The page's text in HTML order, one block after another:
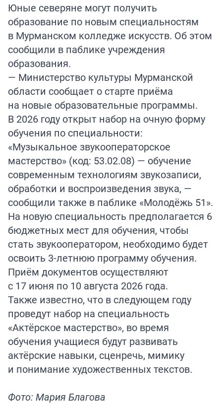
Юные северяне могут получить
образование по новым специальностям
в Мурманском колледже искусств. Об этом
сообщили в паблике учреждения
образования.
— Министерство культуры Мурманской
области сообщает о старте приёма
на новые образовательные программы.
В 2026 году открыт набор на очную форму
обучения по специальности:
«Музыкальное звукооператорское
мастерство» (код: 53.02.08) — обучение
современным технологиям звукозаписи,
обработки и воспроизведения звука, —
сообщили также в паблике «Молодёжь 51».
На новую специальность предполагается 6
бюджетных мест для обучения, чтобы
стать звукооператором, необходимо будет
освоить 3-летнюю программу обучения.
Приём документов осуществляют
с 17 июня по 10 августа 2026 года.
Также известно, что в следующем году
проведут набор на специальность
«Актёрское мастерство», во время
обучения учащиеся будут развивать
актёрские навыки, сценречь, мимику
и понимание художественных текстов.
Фото: Мария Благова